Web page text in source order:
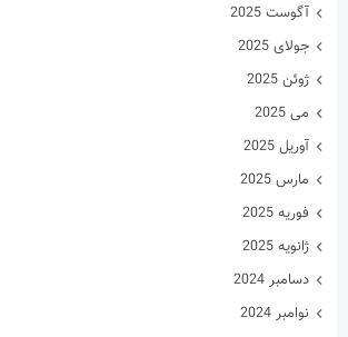
آگوست 2025
جولای 2025
ژوئن 2025
می 2025
آوریل 2025
مارس 2025
فوریه 2025
ژانویه 2025
دسامبر 2024
نوامبر 2024